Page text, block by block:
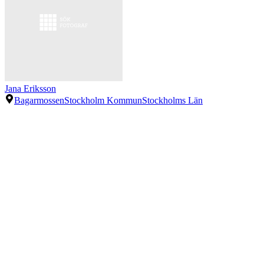
Jana Eriksson
BagarmossenStockholm KommunStockholms Län